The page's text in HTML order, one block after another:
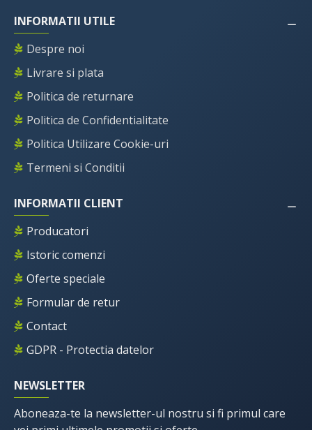
INFORMATII UTILE
Despre noi
Livrare si plata
Politica de returnare
Politica de Confidentialitate
Politica Utilizare Cookie-uri
Termeni si Conditii
INFORMATII CLIENT
Producatori
Istoric comenzi
Oferte speciale
Formular de retur
Contact
GDPR - Protectia datelor
NEWSLETTER
Aboneaza-te la newsletter-ul nostru si fi primul care